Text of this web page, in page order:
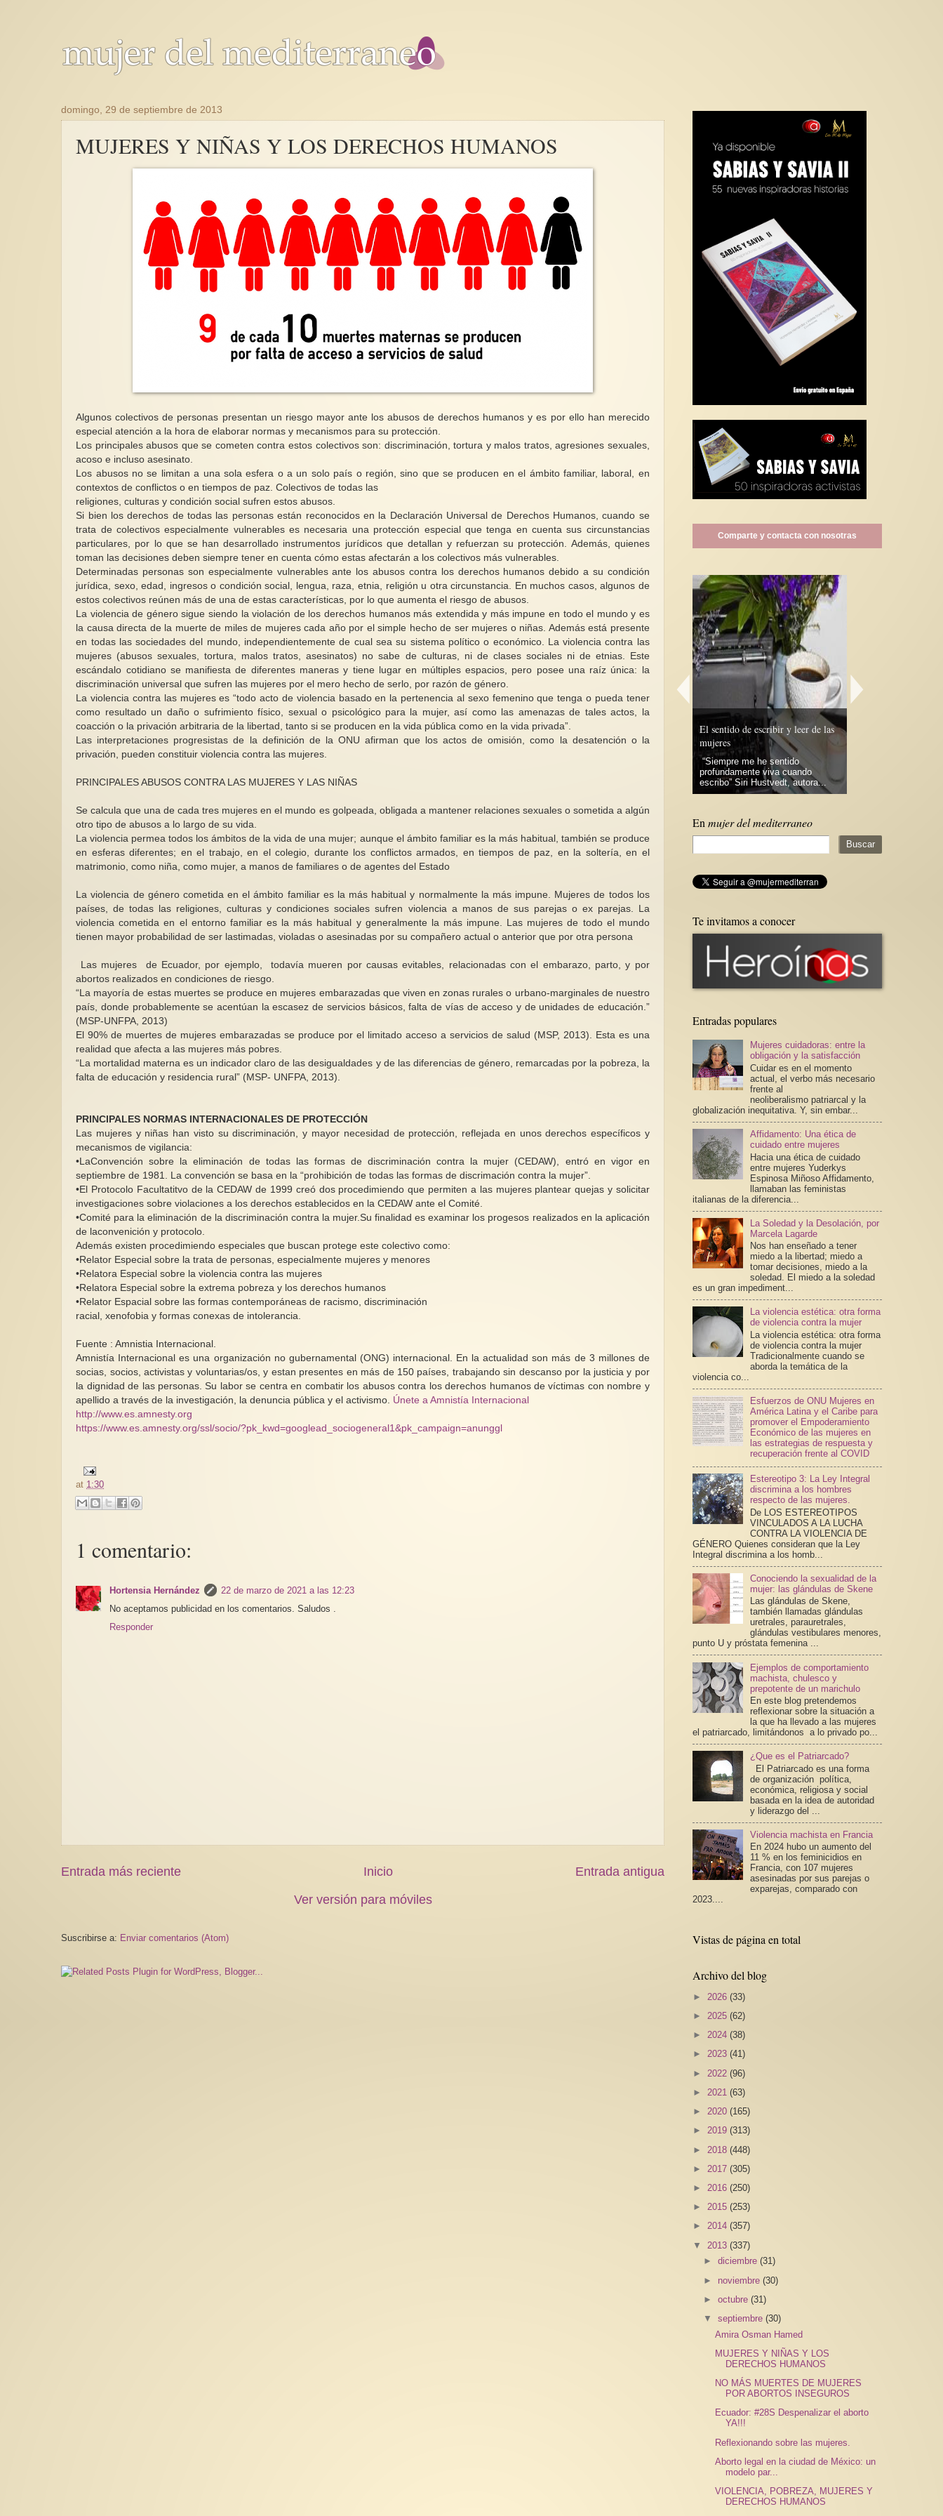
domingo, 29 de septiembre de 2013
MUJERES Y NIÑAS Y LOS DERECHOS HUMANOS
Algunos colectivos de personas presentan un riesgo mayor ante los abusos de derechos humanos y es por ello han merecido
especial atención a la hora de elaborar normas y mecanismos para su protección.
Los principales abusos que se cometen contra estos colectivos son: discriminación, tortura y malos tratos, agresiones sexuales,
acoso e incluso asesinato.
Los abusos no se limitan a una sola esfera o a un solo país o región, sino que se producen en el ámbito familiar, laboral, en
contextos de conflictos o en tiempos de paz. Colectivos de todas las
religiones, culturas y condición social sufren estos abusos.
Si bien los derechos de todas las personas están reconocidos en la Declaración Universal de Derechos Humanos, cuando se
trata de colectivos especialmente vulnerables es necesaria una protección especial que tenga en cuenta sus circunstancias
particulares, por lo que se han desarrollado instrumentos jurídicos que detallan y refuerzan su protección. Además, quienes
toman las decisiones deben siempre tener en cuenta cómo estas afectarán a los colectivos más vulnerables.
Determinadas personas son especialmente vulnerables ante los abusos contra los derechos humanos debido a su condición
jurídica, sexo, edad, ingresos o condición social, lengua, raza, etnia, religión u otra circunstancia. En muchos casos, algunos de
estos colectivos reúnen más de una de estas características, por lo que aumenta el riesgo de abusos.
La violencia de género sigue siendo la violación de los derechos humanos más extendida y más impune en todo el mundo y es
la causa directa de la muerte de miles de mujeres cada año por el simple hecho de ser mujeres o niñas. Además está presente
en todas las sociedades del mundo, independientemente de cual sea su sistema político o económico. La violencia contra las
mujeres (abusos sexuales, tortura, malos tratos, asesinatos) no sabe de culturas, ni de clases sociales ni de etnias. Este
escándalo cotidiano se manifiesta de diferentes maneras y tiene lugar en múltiples espacios, pero posee una raíz única: la
discriminación universal que sufren las mujeres por el mero hecho de serlo, por razón de género.
La violencia contra las mujeres es “todo acto de violencia basado en la pertenencia al sexo femenino que tenga o pueda tener
como resultado un daño o sufrimiento físico, sexual o psicológico para la mujer, así como las amenazas de tales actos, la
coacción o la privación arbitraria de la libertad, tanto si se producen en la vida pública como en la vida privada”.
Las interpretaciones progresistas de la definición de la ONU afirman que los actos de omisión, como la desatención o la
privación, pueden constituir violencia contra las mujeres.
PRINCIPALES ABUSOS CONTRA LAS MUJERES Y LAS NIÑAS
Se calcula que una de cada tres mujeres en el mundo es golpeada, obligada a mantener relaciones sexuales o sometida a algún
otro tipo de abusos a lo largo de su vida.
La violencia permea todos los ámbitos de la vida de una mujer; aunque el ámbito familiar es la más habitual, también se produce
en esferas diferentes; en el trabajo, en el colegio, durante los conflictos armados, en tiempos de paz, en la soltería, en el
matrimonio, como niña, como mujer, a manos de familiares o de agentes del Estado
La violencia de género cometida en el ámbito familiar es la más habitual y normalmente la más impune. Mujeres de todos los
países, de todas las religiones, culturas y condiciones sociales sufren violencia a manos de sus parejas o ex parejas. La
violencia cometida en el entorno familiar es la más habitual y generalmente la más impune. Las mujeres de todo el mundo
tienen mayor probabilidad de ser lastimadas, violadas o asesinadas por su compañero actual o anterior que por otra persona
Las mujeres de Ecuador, por ejemplo, todavía mueren por causas evitables, relacionadas con el embarazo, parto, y por
abortos realizados en condiciones de riesgo.
“La mayoría de estas muertes se produce en mujeres embarazadas que viven en zonas rurales o urbano-marginales de nuestro
país, donde probablemente se acentúan la escasez de servicios básicos, falta de vías de acceso y de unidades de educación.”
(MSP-UNFPA, 2013)
El 90% de muertes de mujeres embarazadas se produce por el limitado acceso a servicios de salud (MSP, 2013). Esta es una
realidad que afecta a las mujeres más pobres.
“La mortalidad materna es un indicador claro de las desigualdades y de las diferencias de género, remarcadas por la pobreza, la
falta de educación y residencia rural” (MSP- UNFPA, 2013).
PRINCIPALES NORMAS INTERNACIONALES DE PROTECCIÓN
Las mujeres y niñas han visto su discriminación, y mayor necesidad de protección, reflejada en unos derechos específicos y
mecanismos de vigilancia:
•LaConvención sobre la eliminación de todas las formas de discriminación contra la mujer (CEDAW), entró en vigor en
septiembre de 1981. La convención se basa en la “prohibición de todas las formas de discrimación contra la mujer”.
•El Protocolo Facultatitvo de la CEDAW de 1999 creó dos procedimiendo que permiten a las mujeres plantear quejas y solicitar
investigaciones sobre violaciones a los derechos establecidos en la CEDAW ante el Comité.
•Comité para la eliminación de la discriminación contra la mujer.Su finalidad es examinar los progesos realizados en la aplicación
de laconvenición y protocolo.
Además existen procedimiendo especiales que buscan protege este colectivo como:
•Relator Especial sobre la trata de personas, especialmente mujeres y menores
•Relatora Especial sobre la violencia contra las mujeres
•Relatora Especial sobre la extrema pobreza y los derechos humanos
•Relator Espacial sobre las formas contemporáneas de racismo, discriminación
racial, xenofobia y formas conexas de intolerancia.
Fuente : Amnistia Internacional.
Amnistía Internacional es una organización no gubernamental (ONG) internacional. En la actualidad son más de 3 millones de
socias, socios, activistas y voluntarias/os, y estan presentes en más de 150 países, trabajando sin descanso por la justicia y por
la dignidad de las personas. Su labor se centra en combatir los abusos contra los derechos humanos de víctimas con nombre y
apellido a través de la investigación, la denuncia pública y el activismo. Únete a Amnistía Internacional
http://www.es.amnesty.org
https://www.es.amnesty.org/ssl/socio/?pk_kwd=googlead_sociogeneral1&pk_campaign=anunggl
at 1:30
1 comentario:
Hortensia Hernández
22 de marzo de 2021 a las 12:23
No aceptamos publicidad en los comentarios. Saludos .
Responder
Entrada más reciente Entrada antigua
Inicio
Ver versión para móviles
Suscribirse a: Enviar comentarios (Atom)
Comparte y contacta con nosotras
14 noviembre de 1917: La Noche
del Terror. Otro episodio de la
lucha sufragista
El sentido de escribir y leer de las
mujeres
escribo” Siri Hustvedt, autora...
Por un espacio propio para la
Biblioteca de Mujeres.
Ya desde 2011 venimos gritando :
"Por un espacio propio para la
Biblioteca de Mujeres". Es...
En mujer del mediterraneo
Te invitamos a conocer
Entradas populares
Mujeres cuidadoras: entre la
obligación y la satisfacción
Cuidar es en el momento
actual, el verbo más necesario
frente al
neoliberalismo patriarcal y la
globalización inequitativa. Y, sin embar...
Affidamento: Una ética de
cuidado entre mujeres
Hacia una ética de cuidado
entre mujeres Yuderkys
Espinosa Miñoso Affidamento,
llamaban las feministas
italianas de la diferencia...
La Soledad y la Desolación, por
Marcela Lagarde
Nos han enseñado a tener
miedo a la libertad; miedo a
tomar decisiones, miedo a la
soledad. El miedo a la soledad
es un gran impediment...
La violencia estética: otra forma
de violencia contra la mujer
La violencia estética: otra forma
de violencia contra la mujer
Tradicionalmente cuando se
aborda la temática de la
violencia co...
Esfuerzos de ONU Mujeres en
América Latina y el Caribe para
promover el Empoderamiento
Económico de las mujeres en
las estrategias de respuesta y
recuperación frente al COVID
Estereotipo 3: La Ley Integral
discrimina a los hombres
respecto de las mujeres.
De LOS ESTEREOTIPOS
VINCULADOS A LA LUCHA
CONTRA LA VIOLENCIA DE
GÉNERO Quienes consideran que la Ley
Integral discrimina a los homb...
Conociendo la sexualidad de la
mujer: las glándulas de Skene
Las glándulas de Skene,
también llamadas glándulas
uretrales, parauretrales,
glándulas vestibulares menores,
punto U y próstata femenina ...
Ejemplos de comportamiento
machista, chulesco y
prepotente de un marichulo
En este blog pretendemos
reflexionar sobre la situación a
la que ha llevado a las mujeres
el patriarcado, limitándonos a lo privado po...
¿Que es el Patriarcado?
El Patriarcado es una forma
de organización política,
económica, religiosa y social
basada en la idea de autoridad
y liderazgo del ...
Violencia machista en Francia
En 2024 hubo un aumento del
11 % en los feminicidios en
Francia, con 107 mujeres
asesinadas por sus parejas o
exparejas, comparado con
2023....
Vistas de página en total
Archivo del blog
► 2026 (33)
► 2025 (62)
► 2024 (38)
► 2023 (41)
► 2022 (96)
► 2021 (63)
► 2020 (165)
► 2019 (313)
► 2018 (448)
► 2017 (305)
► 2016 (250)
► 2015 (253)
► 2014 (357)
▼ 2013 (337)
►diciembre(31)
► noviembre(30)
►octubre(31)
▼septiembre(30)
Amira Osman Hamed
MUJERES Y NIÑAS Y LOS
DERECHOS HUMANOS
NO MÁS MUERTES DE MUJERES
POR ABORTOS INSEGUROS
Ecuador: #28S Despenalizar el aborto
YA!!!
Reflexionando sobre las mujeres.
Aborto legal en la ciudad de México: un
modelo par...
VIOLENCIA, POBREZA, MUJERES Y
DERECHOS HUMANOS